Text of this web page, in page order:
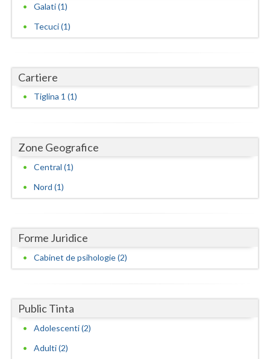
Ialomita
Iasi
Maramures
Mehedinti
Neamt
Salaj
Satu-Mare
Suceava
Teleorman
Timis
Galati (1)
Tecuci (1)
Cartiere
Tiglina 1 (1)
Zone Geografice
Central (1)
Nord (1)
Forme Juridice
Cabinet de psihologie (2)
Public Tinta
Adolescenti (2)
Adulti (2)